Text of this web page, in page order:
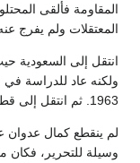
المقاومة فألقى
المعتقلات ولم يفرج
انتقل إلى السعودية
ولكنه عاد للدراسة
1963. ثم انتقل إلى قطر وعمل بها.
لم ينقطع كمال عدوان
وسيلة للتحرير،